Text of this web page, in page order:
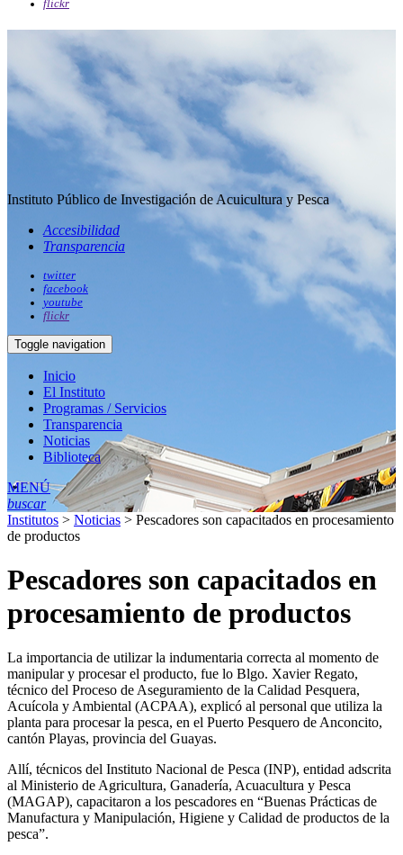
flickr
Instituto Público de Investigación de Acuicultura y Pesca
Accesibilidad
Transparencia
twitter
facebook
youtube
flickr
Toggle navigation
Inicio
El Instituto
Programas / Servicios
Transparencia
Noticias
Biblioteca
MENÚ
buscar
Institutos > Noticias > Pescadores son capacitados en procesamiento
de productos
Pescadores son capacitados en
procesamiento de productos
La importancia de utilizar la indumentaria correcta al momento de
manipular y procesar el producto, fue lo Blgo. Xavier Regato,
técnico del Proceso de Aseguramiento de la Calidad Pesquera,
Acuícola y Ambiental (ACPAA), explicó al personal que utiliza la
planta para procesar la pesca, en el Puerto Pesquero de Anconcito,
cantón Playas, provincia del Guayas.
Allí, técnicos del Instituto Nacional de Pesca (INP), entidad adscrita
al Ministerio de Agricultura, Ganadería, Acuacultura y Pesca
(MAGAP), capacitaron a los pescadores en “Buenas Prácticas de
Manufactura y Manipulación, Higiene y Calidad de productos de la
pesca”.